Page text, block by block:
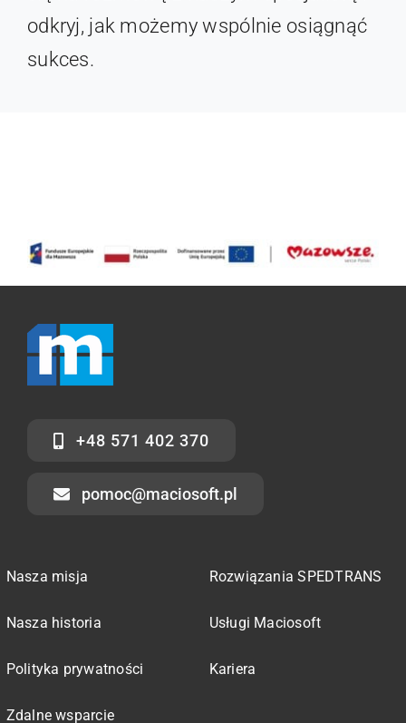
odkryj, jak możemy wspólnie osiągnąć
sukces.
+48 571 402 370
pomoc@maciosoft.pl
Nasza misja
Nasza historia
Polityka prywatności
Zdalne wsparcie
Rozwiązania SPEDTRANS
Usługi Maciosoft
Kariera